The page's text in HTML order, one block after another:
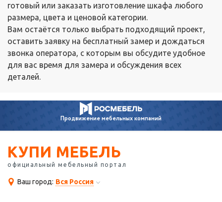
готовый или заказать изготовление шкафа любого
размера, цвета и ценовой категории.
Вам остаётся только выбрать подходящий проект,
оставить заявку на бесплатный замер и дождаться
звонка оператора, с которым вы обсудите удобное
для вас время для замера и обсуждения всех
деталей.
Продвижениемебельных компаний
КУПИ МЕБЕЛЬ
официальный мебельный портал
Ваш город: Вся Россия